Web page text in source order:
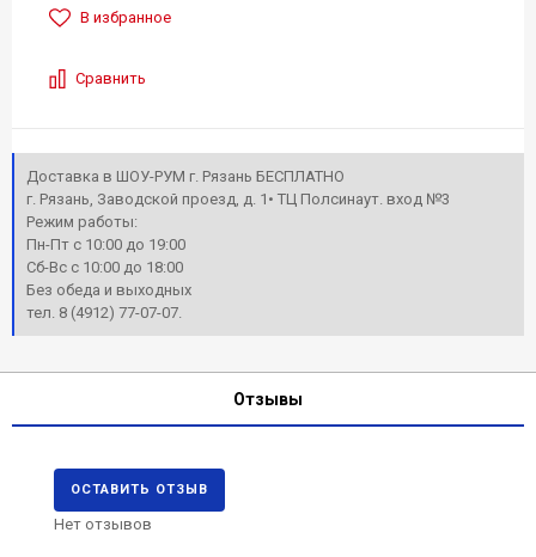
В избранное
Сравнить
Доставка в ШОУ-РУМ г. Рязань БЕСПЛАТНО
г. Рязань, Заводской проезд, д. 1• ТЦ Полсинаут. вход №3
Режим работы:
Пн-Пт с 10:00 до 19:00
Сб-Вс с 10:00 до 18:00
Без обеда и выходных
тел. 8 (4912) 77-07-07.
Отзывы
ОСТАВИТЬ ОТЗЫВ
Нет отзывов